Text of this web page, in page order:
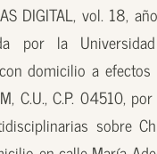
DIGITAL, vol. 18,
por la
domicilio a
C.U., C.P. 04510,
sobre